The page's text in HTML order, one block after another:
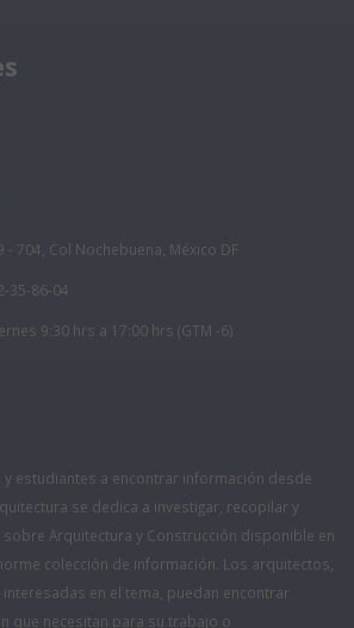
- 704, Col Nochebuena, México DF
35-86-04
9:30 hrs a 17:00 hrs (GTM -6)
estudiantes a encontrar información desde
se dedica a investigar, recopilar y
Arquitectura y Construcción disponible en
colección de información. Los arquitectos,
en el tema, puedan encontrar
que necesitan para su trabajo o